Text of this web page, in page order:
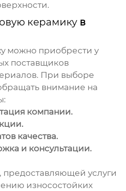
керамику в
можно приобрести у
поставщиков
При выборе
внимание на
компании.
качества.
и консультации.
услуги
износостойких